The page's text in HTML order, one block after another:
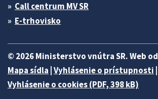
Call centrum MV SR
E-trhovisko
© 2026 Ministerstvo vnútra SR. Web od
Mapa sídla Vyhlásenie o prístupnosti
Vyhlásenie o cookies (PDF, 398 kB)